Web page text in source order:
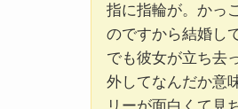
指に指輪が。かっ
のですから結婚し
でも彼女が立ち去
外してなんだか意